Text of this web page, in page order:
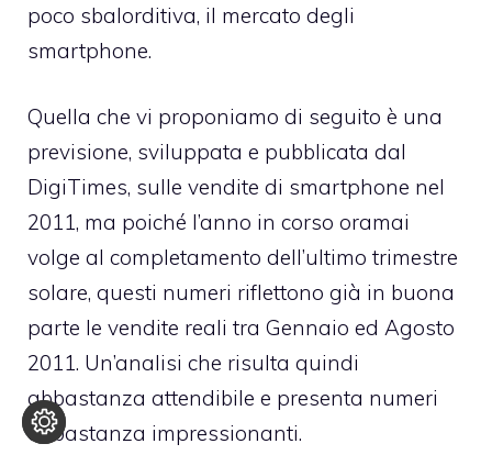
poco sbalorditiva, il mercato degli
smartphone.
Quella che vi proponiamo di seguito è una
previsione, sviluppata e pubblicata dal
DigiTimes, sulle vendite di smartphone nel
2011, ma poiché l’anno in corso oramai
volge al completamento dell’ultimo trimestre
solare, questi numeri riflettono già in buona
parte le vendite reali tra Gennaio ed Agosto
2011. Un’analisi che risulta quindi
abbastanza attendibile e presenta numeri
abbastanza impressionanti.